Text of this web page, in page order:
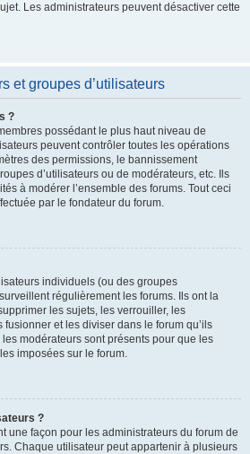
Les administrateurs peuvent désactiver cette
et groupes d’utilisateurs
?
possédant le plus haut niveau de
peuvent contrôler toutes les opérations
des permissions, le bannissement
d’utilisateurs ou de modérateurs, etc. Ils
à modérer l’ensemble des forums. Tout ceci
par le fondateur du forum.
individuels (ou des groupes
régulièrement les forums. Ils ont la
les sujets, les verrouiller, les
et les diviser dans le forum qu’ils
modérateurs sont présents pour que les
imposées sur le forum.
?
une façon pour les administrateurs du forum de
Chaque utilisateur peut appartenir à plusieurs